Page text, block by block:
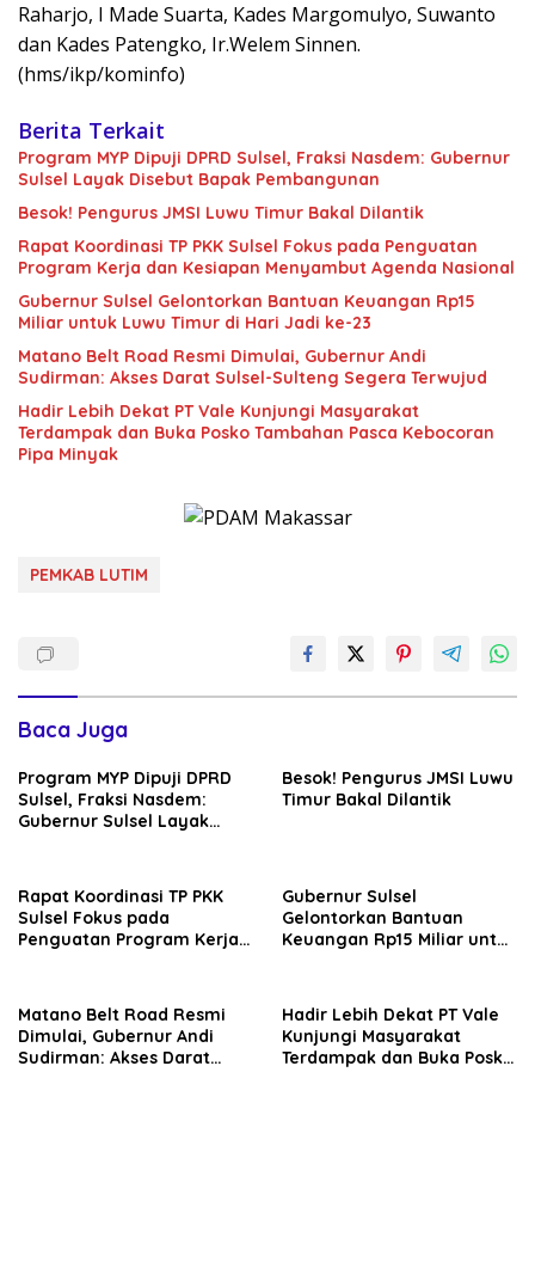
Raharjo, I Made Suarta, Kades Margomulyo, Suwanto
dan Kades Patengko, Ir.Welem Sinnen.
(hms/ikp/kominfo)
Berita Terkait
Program MYP Dipuji DPRD Sulsel, Fraksi Nasdem: Gubernur
Sulsel Layak Disebut Bapak Pembangunan
Besok! Pengurus JMSI Luwu Timur Bakal Dilantik
Rapat Koordinasi TP PKK Sulsel Fokus pada Penguatan
Program Kerja dan Kesiapan Menyambut Agenda Nasional
Gubernur Sulsel Gelontorkan Bantuan Keuangan Rp15
Miliar untuk Luwu Timur di Hari Jadi ke-23
Matano Belt Road Resmi Dimulai, Gubernur Andi
Sudirman: Akses Darat Sulsel-Sulteng Segera Terwujud
Hadir Lebih Dekat PT Vale Kunjungi Masyarakat
Terdampak dan Buka Posko Tambahan Pasca Kebocoran
Pipa Minyak
PEMKAB LUTIM
Baca Juga
Program MYP Dipuji DPRD
Sulsel, Fraksi Nasdem:
Gubernur Sulsel Layak
Besok! Pengurus JMSI Luwu
Timur Bakal Dilantik
Rapat Koordinasi TP PKK
Sulsel Fokus pada
Penguatan Program Kerja
Gubernur Sulsel
Gelontorkan Bantuan
Keuangan Rp15 Miliar untuk
Matano Belt Road Resmi
Dimulai, Gubernur Andi
Sudirman: Akses Darat
Hadir Lebih Dekat PT Vale
Kunjungi Masyarakat
Terdampak dan Buka Posko